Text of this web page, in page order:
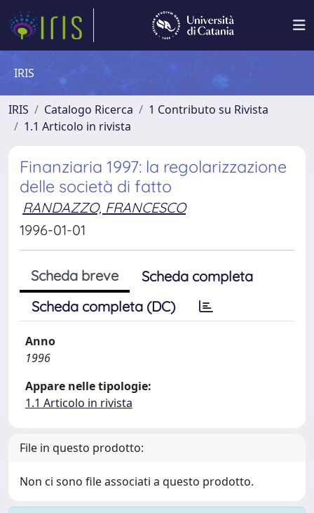
IRIS
IRIS Catalogo Ricerca
1 Contributo su Rivista
1.1 Articolo in rivista
Finanziaria 1997: la regolarizzazione
delle società di fatto
RANDAZZO, FRANCESCO
1996-01-01
Scheda breve
Scheda completa
Scheda completa (DC)
Anno
1996
Appare nelle tipologie:
1.1 Articolo in rivista
File in questo prodotto:
Non ci sono file associati a questo prodotto.